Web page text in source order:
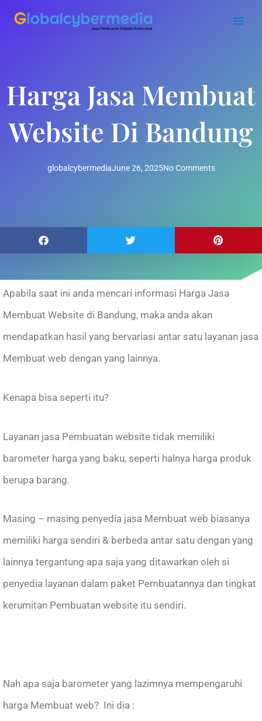
Harga Jasa Membuat
Website Di Bandung
globalcybermediaJune 26, 2025No Comments
Apabila saat ini anda mencari informasi Harga Jasa
Membuat Website di Bandung, maka anda akan
mendapatkan hasil yang bervariasi antar satu layanan jasa
Membuat web dengan yang lainnya.
Kenapa bisa seperti itu?
Layanan jasa Pembuatan website tidak memiliki
barometer harga yang baku, seperti halnya harga produk
berupa barang.
Masing – masing penyedia jasa Membuat web biasanya
memiliki harga sendiri & berbeda antar satu dengan yang
lainnya tergantung apa saja yang ditawarkan oleh si
penyedia layanan dalam paket Pembuatannya dan tingkat
kerumitan Pembuatan website itu sendiri.
Nah apa saja barometer yang lazimnya mempengaruhi
harga Membuat web? Ini dia :